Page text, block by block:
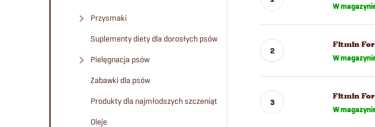
Przysmaki
Suplementy diety dla dorosłych psów
Pielęgnacja psów
Zabawki dla psów
Produkty dla najmłodszych szczeniąt
Oleje
W
Fitmin For
W
Fitmin For
W